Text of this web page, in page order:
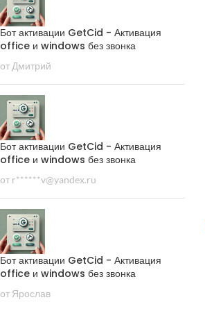
Бот активации GetCid - Активация
office и windows без звонка
от Дмитрий
Бот активации GetCid - Активация
office и windows без звонка
от r******v@yandex.ru
Бот активации GetCid - Активация
office и windows без звонка
от Ярослав